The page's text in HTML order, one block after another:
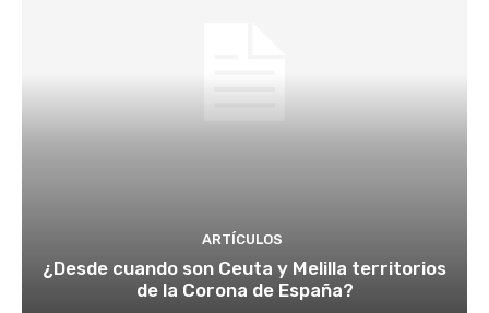
ARTÍCULOS
¿Desde cuando son Ceuta y Melilla territorios
de la Corona de España?